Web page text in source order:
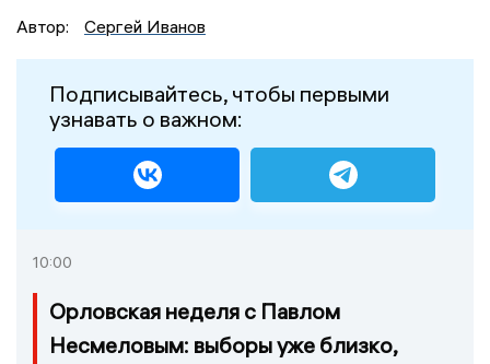
Автор:
Сергей Иванов
Подписывайтесь, чтобы первыми
узнавать о важном:
10:00
Орловская неделя с Павлом
Несмеловым: выборы уже близко,